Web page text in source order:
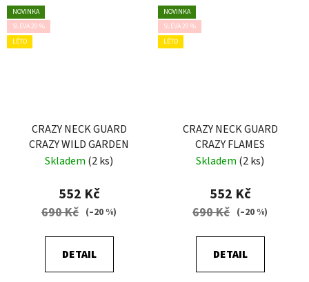
NOVINKA
SLEVA 20 %
LÉTO
CRAZY NECK GUARD
CRAZY WILD GARDEN
Skladem (2 ks)
552 Kč
690 Kč (–20 %)
DETAIL
NOVINKA
SLEVA 20 %
LÉTO
CRAZY NECK GUARD
CRAZY FLAMES
Skladem (2 ks)
552 Kč
690 Kč (–20 %)
DETAIL